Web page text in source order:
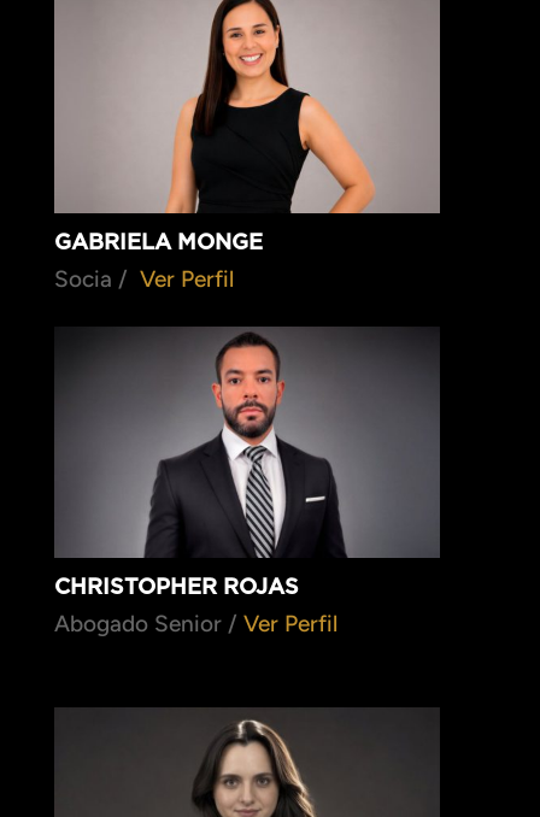
GABRIELA MONGE
Socia / Ver Perfil
CHRISTOPHER ROJAS
Abogado Senior / Ver Perfil